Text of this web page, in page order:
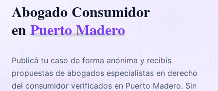
Abogado Consumidor
enPuerto Madero
Publicá tu caso de forma anónima y recibís
propuestas de abogados especialistas en derecho
del consumidor verificados en Puerto Madero. Sin